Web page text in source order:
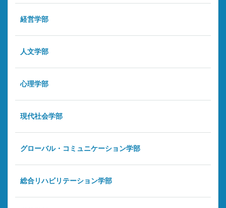
経営学部
人文学部
心理学部
現代社会学部
グローバル・コミュニケーション学部
総合リハビリテーション学部